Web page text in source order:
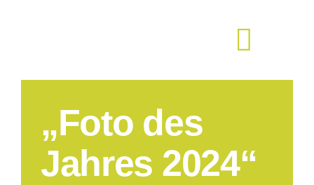
„Foto des
Jahres 2024“